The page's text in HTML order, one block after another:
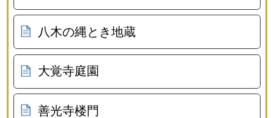
八木の縄とき地蔵
大覚寺庭園
善光寺楼門